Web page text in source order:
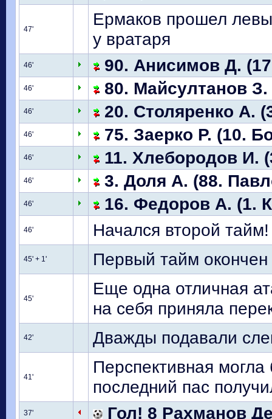
47'
Ермаков прошел
у вратаря
46' 90. Анисимов Д.
46' 80. Майсултанов
46' 20. Столяренко А.
46' 75. Заерко Р. (10.
46' 11. Хлебородов И.
46' 3. Доля А. (88.
46' 16. Федоров А. (1.
46' Начался второй тайм!
45' + 1' Первый тайм окончен
45'
Еще одна отличная
на себя приняла
42' Дважды подавали
41'
Перспективная
последний пас
37' Гол! 8 Рахманов